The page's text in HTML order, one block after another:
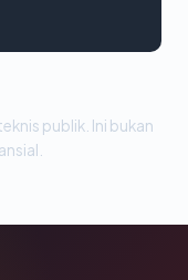
publik. Ini bukan